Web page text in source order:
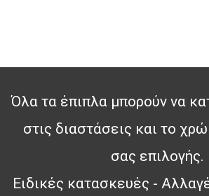
Όλα τα έπιπλα μπορούν να
στις διαστάσεις και το
σας επιλογής.
Ειδικές κατασκευές -